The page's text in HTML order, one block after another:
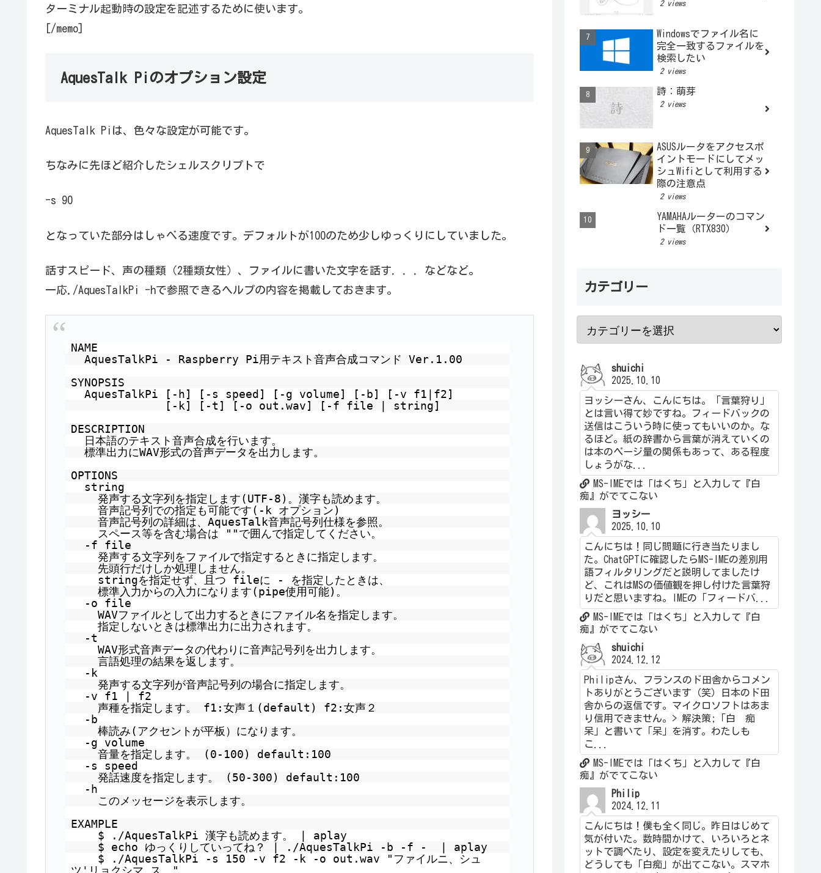
ターミナル起動時の設定を記述するために使います。
[/memo]
AquesTalk Piのオプション設定
AquesTalk Piは、色々な設定が可能です。
ちなみに先ほど紹介したシェルスクリプトで
-s 90
となっていた部分はしゃべる速度です。デフォルトが100のため少しゆっくりにしていました。
話すスピード、声の種類（2種類女性）、ファイルに書いた文字を話す．．．などなど。
一応./AquesTalkPi -hで参照できるヘルプの内容を掲載しておきます。
NAME
AquesTalkPi - Raspberry Pi用テキスト音声合成コマンド Ver.1.00
SYNOPSIS
AquesTalkPi [-h] [-s speed] [-g volume] [-b] [-v f1|f2]
[-k] [-t] [-o out.wav] [-f file | string]
DESCRIPTION
日本語のテキスト音声合成を行います。
標準出力にWAV形式の音声データを出力します。
OPTIONS
string
発声する文字列を指定します(UTF-8)。漢字も読めます。
音声記号列での指定も可能です(-k オプション)
音声記号列の詳細は、AquesTalk音声記号列仕様を参照。
スペース等を含む場合は ""で囲んで指定してください。
-f file
発声する文字列をファイルで指定するときに指定します。
先頭行だけしか処理しません。
stringを指定せず、且つ fileに - を指定したときは、
標準入力からの入力になります(pipe使用可能)。
-o file
WAVファイルとして出力するときにファイル名を指定します。
指定しないときは標準出力に出力されます。
-t
WAV形式音声データの代わりに音声記号列を出力します。
言語処理の結果を返します。
-k
発声する文字列が音声記号列の場合に指定します。
-v f1 | f2
声種を指定します。 f1:女声１(default) f2:女声２
-b
棒読み(アクセントが平板）になります。
-g volume
音量を指定します。 (0-100) default:100
-s speed
発話速度を指定します。 (50-300) default:100
-h
このメッセージを表示します。
EXAMPLE
$ ./AquesTalkPi 漢字も読めます。 | aplay
$ echo ゆっくりしていってね？ | ./AquesTalkPi -b -f - | aplay
$ ./AquesTalkPi -s 150 -v f2 -k -o out.wav "ファイルニ、シュ
ツ'リョクシマ_ス。"
2 views
Windowsでファイル名に
完全一致するファイルを
検索したい
2 views
詩：萌芽
2 views
ASUSルータをアクセスポ
イントモードにしてメッ
シュWifiとして利用する
際の注意点
2 views
YAMAHAルーターのコマン
ド一覧（RTX830）
2 views
カテゴリー
shuichi
2025.10.10
ヨッシーさん、こんにちは。「言葉狩り」
とは言い得て妙ですね。フィードバックの
送信はこういう時に使ってもいいのか。な
るほど。紙の辞書から言葉が消えていくの
は本のページ量の関係もあって、ある程度
しょうがな...
MS-IMEでは「はくち」と入力して『白
痴』がでてこない
ヨッシー
2025.10.10
こんにちは！同じ問題に行き当たりまし
た。ChatGPTに確認したらMS-IMEの差別用
語フィルタリングだと説明してましたけ
ど、これはMSの価値観を押し付けた言葉狩
りだと思いますね。IMEの「フィードバ...
MS-IMEでは「はくち」と入力して『白
痴』がでてこない
shuichi
2024.12.12
Philipさん、フランスのド田舎からコメン
トありがとうございます（笑）日本のド田
舎からの返信です。マイクロソフトはあま
り信用できません。> 解決策;「白 痴
呆」と書いて「呆」を消す。わたしも
こ...
MS-IMEでは「はくち」と入力して『白
痴』がでてこない
Philip
2024.12.11
こんにちは！僕も全く同じ。昨日はじめて
気が付いた。数時間かけて、いろいろとネ
ットで調べたり、設定を変えたりしても、
どうしても「白痴」が出てこない。スマホ